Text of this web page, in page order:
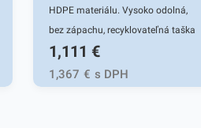
HDPE materiálu. Vysoko odolná,
bez zápachu, recyklovateľná taška
so širokým využitím. Nakoľko
výrobok nie je toxický, sú výborne
využiteľné na prenos bežných
1,111 €
1,367 € s DPH